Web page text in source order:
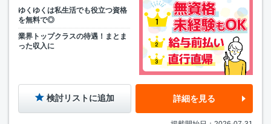
ゆくゆくは私生活でも役立つ資格
を無料で◎
業界トップクラスの待遇！まとま
った収入に
検討リストに追加 詳細を見る